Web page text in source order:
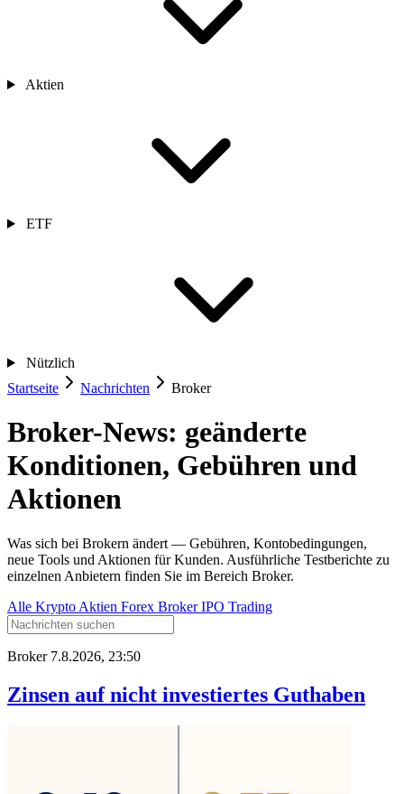
Aktien
ETF
Nützlich
Startseite
Nachrichten Broker
Broker-News: geänderte
Konditionen, Gebühren und
Aktionen
Was sich bei Brokern ändert — Gebühren, Kontobedingungen,
neue Tools und Aktionen für Kunden. Ausführliche Testberichte zu
einzelnen Anbietern finden Sie im Bereich Broker.
Alle Krypto Aktien Forex BrokerIPO Trading
Broker 7.8.2026, 23:50
Zinsen auf nicht investiertes Guthaben